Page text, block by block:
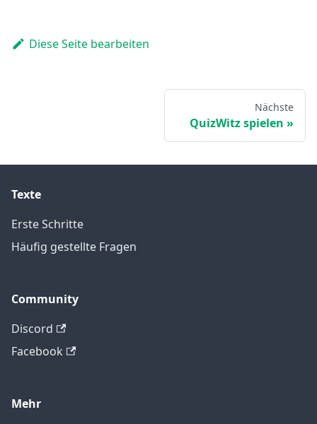
Diese Seite bearbeiten
Nächste
QuizWitz spielen
Texte
Erste Schritte
Häufig gestellte Fragen
Community
Discord
Facebook
Mehr